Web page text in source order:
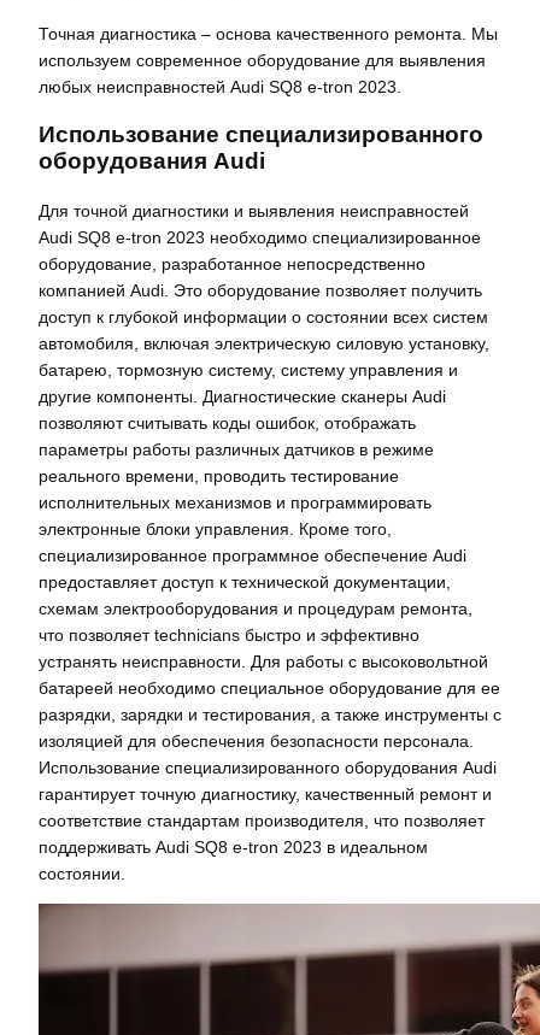
Точная диагностика – основа качественного ремонта. Мы
используем современное оборудование для выявления
любых неисправностей Audi SQ8 e-tron 2023.
Использование специализированного
оборудования Audi
Для точной диагностики и выявления неисправностей
Audi SQ8 e-tron 2023 необходимо специализированное
оборудование, разработанное непосредственно
компанией Audi. Это оборудование позволяет получить
доступ к глубокой информации о состоянии всех систем
автомобиля, включая электрическую силовую установку,
батарею, тормозную систему, систему управления и
другие компоненты. Диагностические сканеры Audi
позволяют считывать коды ошибок, отображать
параметры работы различных датчиков в режиме
реального времени, проводить тестирование
исполнительных механизмов и программировать
электронные блоки управления. Кроме того,
специализированное программное обеспечение Audi
предоставляет доступ к технической документации,
схемам электрооборудования и процедурам ремонта,
что позволяет technicians быстро и эффективно
устранять неисправности. Для работы с высоковольтной
батареей необходимо специальное оборудование для ее
разрядки, зарядки и тестирования, а также инструменты с
изоляцией для обеспечения безопасности персонала.
Использование специализированного оборудования Audi
гарантирует точную диагностику, качественный ремонт и
соответствие стандартам производителя, что позволяет
поддерживать Audi SQ8 e-tron 2023 в идеальном
состоянии.